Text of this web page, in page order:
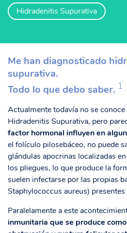
Hidradenitis Supurativa
Me han diagnosticado
supurativa.
Todo lo que debo saber. 1
Actualmente todavía no se conoce
Hidradenitis Supurativa, pero
factor hormonal influyen en
el folículo pilosebáceo, no puede
glándulas apocrinas localizadas
los pliegues, lo que produce la
suelen infectarse por las propias
Staphylococcus aureus) presentes
Paralelamente a este
inmunitaria que se produce